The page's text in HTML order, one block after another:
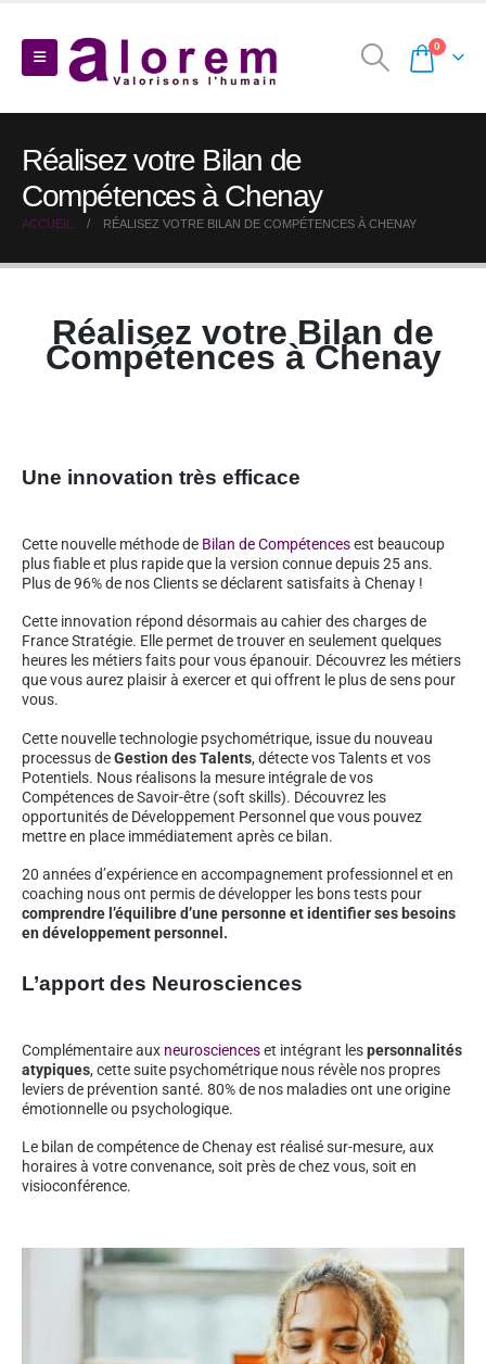
0
Réalisez votre Bilan de
Compétences à Chenay
ACCUEIL RÉALISEZ VOTRE BILAN DE COMPÉTENCES À CHENAY
Réalisez votre Bilan de
Compétences à Chenay
Une innovation très efficace
Cette nouvelle méthode de Bilan de Compétencesest beaucoup
plus fiable et plus rapide que la version connue depuis 25 ans.
Plus de 96% de nos Clients se déclarent satisfaits à Chenay !
Cette innovation répond désormais au cahier des charges de
France Stratégie. Elle permet de trouver en seulement quelques
heures les métiers faits pour vous épanouir. Découvrez les métiers
que vous aurez plaisir à exercer et qui offrent le plus de sens pour
vous.
Cette nouvelle technologie psychométrique, issue du nouveau
processus deGestion des Talents, détecte vos Talents et vos
Potentiels. Nous réalisons la mesure intégrale de vos
Compétences de Savoir-être (soft skills). Découvrez les
opportunités de Développement Personnel que vous pouvez
mettre en place immédiatement après ce bilan.
20 années d’expérience en accompagnement professionnel et en
coaching nous ont permis de développer les bons tests pour
comprendre l’équilibre d’une personne et identifier ses besoins
en développement personnel.
L’apport des Neurosciences
Complémentaire aux neuroscienceset intégrant lespersonnalités
atypiques, cette suite psychométrique nous révèle nos propres
leviers de prévention santé. 80% de nos maladies ont une origine
émotionnelle ou psychologique.
Le bilan de compétence de Chenay est réalisé sur-mesure, aux
horaires à votre convenance, soit près de chez vous, soit en
visioconférence.